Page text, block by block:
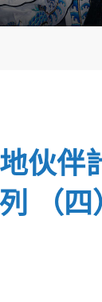
伙伴
（